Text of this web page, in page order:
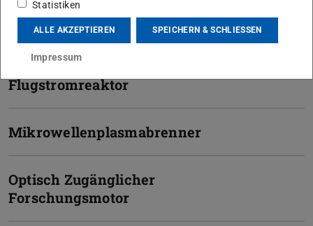
Spektrometer
Laminarer Flachflammenbrenner /
Flugstromreaktor
Mikrowellenplasmabrenner
Optisch Zugänglicher
Forschungsmotor
Statistiken
ALLE AKZEPTIEREN SPEICHERN & SCHLIESSEN
Impressum